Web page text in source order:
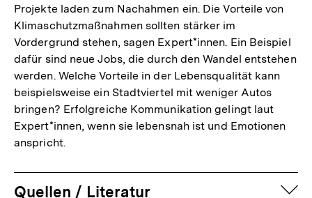
Projekte laden zum Nachahmen ein. Die Vorteile von
Klimaschutzmaßnahmen sollten stärker im
Vordergrund stehen, sagen Expert*innen. Ein Beispiel
dafür sind neue Jobs, die durch den Wandel entstehen
werden. Welche Vorteile in der Lebensqualität kann
beispielsweise ein Stadtviertel mit weniger Autos
bringen? Erfolgreiche Kommunikation gelingt laut
Expert*innen, wenn sie lebensnah ist und Emotionen
anspricht.
Quellen / Literatur